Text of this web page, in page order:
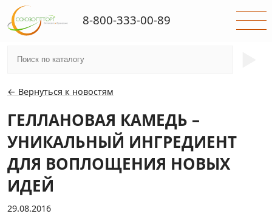
← Вернуться к новостям
ГЕЛЛАНОВАЯ КАМЕДЬ –
УНИКАЛЬНЫЙ ИНГРЕДИЕНТ
ДЛЯ ВОПЛОЩЕНИЯ НОВЫХ
ИДЕЙ
29.08.2016
8-800-333-00-89